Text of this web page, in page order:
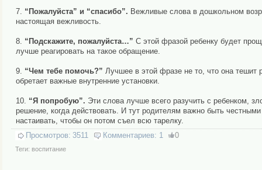
7. “Пожалуйста” и “спасибо”. Вежливые слова в дошкольном
настоящая вежливость.
8. “Подскажите, пожалуйста…” С этой фразой ребенку будет
лучше реагировать на такое обращение.
9. “Чем тебе помочь?” Лучшее в этой фразе не то, что она тешит
обретает важные внутренние установки.
10. “Я попробую”. Эти слова лучше всего разучить с ребенком,
решение, когда действовать. И тут родителям важно быть
настаивать, чтобы он потом съел всю тарелку.
Просмотров: 3511 Комментариев: 1 0
Теги: воспитание